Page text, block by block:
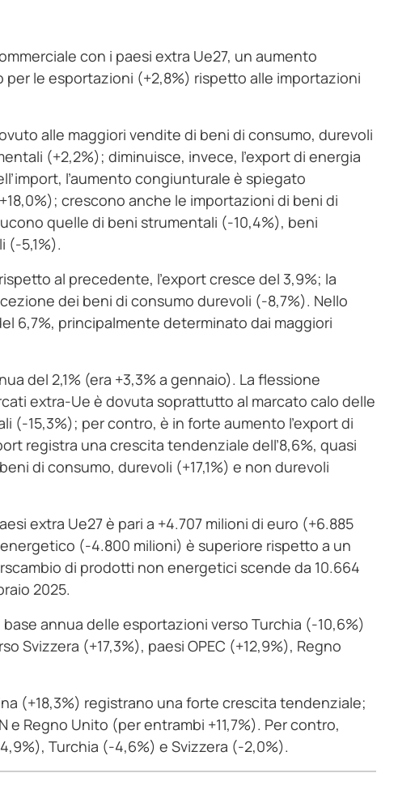
con i paesi extra Ue27, un aumento
le esportazioni (+2,8%) rispetto alle importazioni
alle maggiori vendite di beni di consumo, durevoli
(+2,2%); diminuisce, invece, l’export di energia
l’aumento congiunturale è spiegato
crescono anche le importazioni di beni di
quelle di beni strumentali (-10,4%), beni
(-5,1%).
al precedente, l’export cresce del 3,9%; la
dei beni di consumo durevoli (-8,7%). Nello
6,7%, principalmente determinato dai maggiori
del 2,1% (era +3,3% a gennaio). La flessione
extra-Ue è dovuta soprattutto al marcato calo delle
(-15,3%); per contro, è in forte aumento l’export di
registra una crescita tendenziale dell’8,6%, quasi
di consumo, durevoli (+17,1%) e non durevoli
extra Ue27 è pari a +4.707 milioni di euro (+6.885
(-4.800 milioni) è superiore rispetto a un
di prodotti non energetici scende da 10.664
2025.
annua delle esportazioni verso Turchia (-10,6%)
Svizzera (+17,3%), paesi OPEC (+12,9%), Regno
(+18,3%) registrano una forte crescita tendenziale;
e Regno Unito (per entrambi +11,7%). Per contro,
Turchia (-4,6%) e Svizzera (-2,0%).